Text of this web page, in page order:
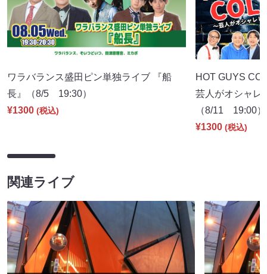
ワラバランス盛田ピン単独ライブ 『船
長』（8/5 19:30）
¥1300 (税込)
HOT GUYS
芸人がオシャレ
（8/11 19:00）
¥1300 (税込)
関連ライブ